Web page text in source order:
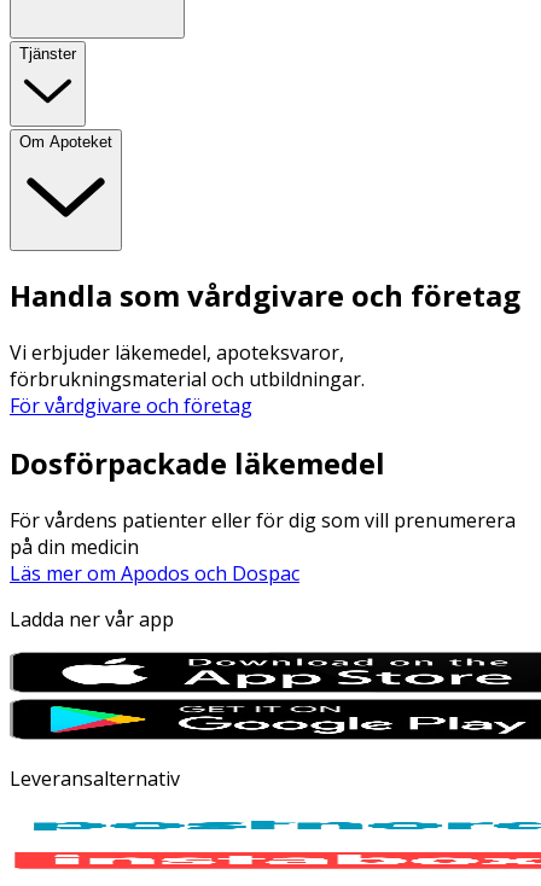
Tjänster
Om Apoteket
Handla som vårdgivare och företag
Vi erbjuder läkemedel, apoteksvaror,
förbrukningsmaterial och utbildningar.
För vårdgivare och företag
Dosförpackade läkemedel
För vårdens patienter eller för dig som vill prenumerera
på din medicin
Läs mer om Apodos och Dospac
Ladda ner vår app
Leveransalternativ